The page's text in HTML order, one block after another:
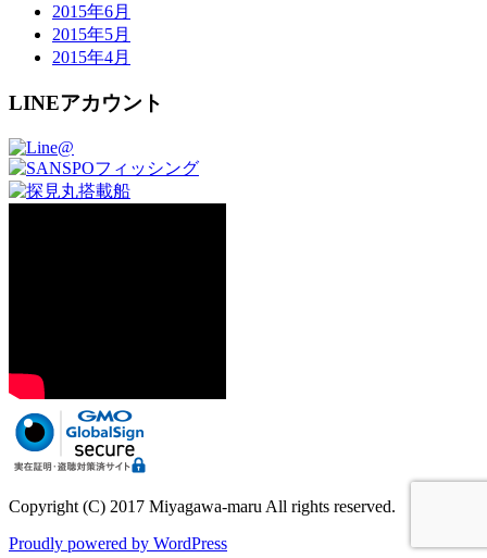
2015年6月
2015年5月
2015年4月
LINEアカウント
Copyright (C) 2017 Miyagawa-maru All rights reserved.
Proudly powered by WordPress